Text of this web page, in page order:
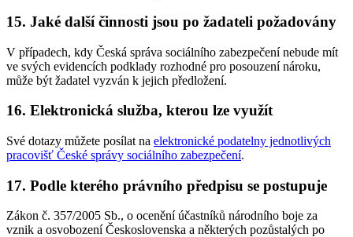
15. Jaké další činnosti jsou po žadateli požadovány
V případech, kdy Česká správa sociálního zabezpečení nebude mít
ve svých evidencích podklady rozhodné pro posouzení nároku,
může být žadatel vyzván k jejich předložení.
16. Elektronická služba, kterou lze využít
Své dotazy můžete posílat na elektronické podatelny jednotlivých
pracovišť České správy sociálního zabezpečení.
17. Podle kterého právního předpisu se postupuje
Zákon č. 357/2005 Sb., o ocenění účastníků národního boje za
vznik a osvobození Československa a některých pozůstalých po